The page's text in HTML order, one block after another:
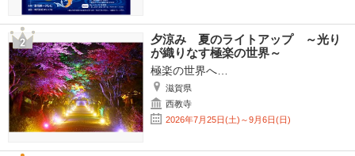
夕涼み 夏のライトアップ ～光り
が織りなす極楽の世界～
極楽の世界へ…
滋賀県
西教寺
2026年7月25日(土)～9月6日(日)